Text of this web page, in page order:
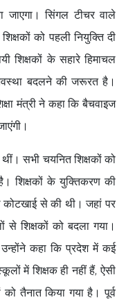
जाएगा। सिंगल टीचर वाले
को पहली नियुक्ति दी
शिक्षकों के सहारे हिमाचल
बदलने की जरूरत है।
मंत्री ने कहा कि बैचवाइज
सभी चयनित शिक्षकों को
शिक्षकों के युक्तिकरण की
से की थी। जहां पर
शिक्षकों को बदला गया।
कहा कि प्रदेश में कई
में शिक्षक ही नहीं हैं, ऐसी
तैनात किया गया है। पूर्व